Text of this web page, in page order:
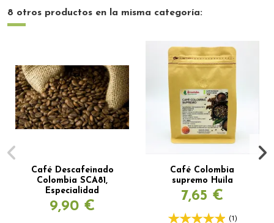
8 otros productos en la misma categoría:
Café Descafeinado
Colombia SCA81,
Especialidad
9,90 €
Café Colombia
supremo Huila
7,65 €
(1)